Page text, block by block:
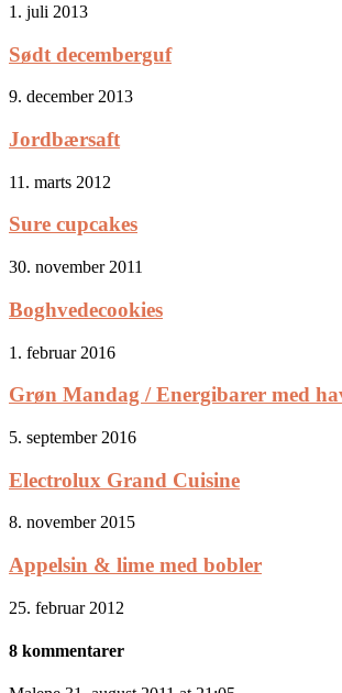
1. juli 2013
Sødt decemberguf
9. december 2013
Jordbærsaft
11. marts 2012
Sure cupcakes
30. november 2011
Boghvedecookies
1. februar 2016
Grøn Mandag / Energibarer med
5. september 2016
Electrolux Grand Cuisine
8. november 2015
Appelsin & lime med bobler
25. februar 2012
8 kommentarer